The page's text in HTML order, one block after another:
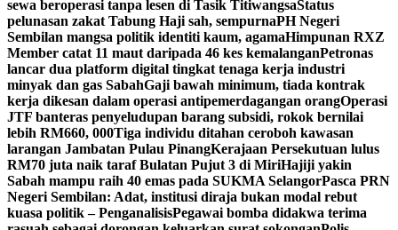
sewa beroperasi tanpa lesen di Tasik TitiwangsaStatus
pelunasan zakat Tabung Haji sah, sempurnaPH Negeri
Sembilan mangsa politik identiti kaum, agamaHimpunan RXZ
Member catat 11 maut daripada 46 kes kemalanganPetronas
lancar dua platform digital tingkat tenaga kerja industri
minyak dan gas SabahGaji bawah minimum, tiada kontrak
kerja dikesan dalam operasi antipemerdagangan orangOperasi
JTF banteras penyeludupan barang subsidi, rokok bernilai
lebih RM660, 000Tiga individu ditahan ceroboh kawasan
larangan Jambatan Pulau PinangKerajaan Persekutuan lulus
RM70 juta naik taraf Bulatan Pujut 3 di MiriHajiji yakin
Sabah mampu raih 40 emas pada SUKMA SelangorPasca PRN
Negeri Sembilan: Adat, institusi diraja bukan modal rebut
kuasa politik – PenganalisisPegawai bomba didakwa terima